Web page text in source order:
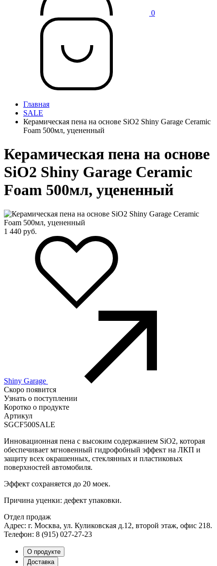
0
Главная
SALE
Керамическая пена на основе SiO2 Shiny Garage Ceramic
Foam 500мл, уцененный
Керамическая пена на основе
SiO2 Shiny Garage Ceramic
Foam 500мл, уцененный
1 440 руб.
Shiny Garage
Скоро появится
Узнать о поступлении
Коротко о продукте
Артикул
SGCF500SALE
Инновационная пена с высоким содержанием SiO2, которая
обеспечивает мгновенный гидрофобный эффект на ЛКП и
защиту всех окрашенных, стеклянных и пластиковых
поверхностей автомобиля.
Эффект сохраняется до 20 моек.
Причина уценки: дефект упаковки.
Отдел продаж
Адрес: г. Москва, ул. Куликовская д.12, второй этаж, офис 218.
Телефон: 8 (915) 027-27-23
О продукте
Доставка